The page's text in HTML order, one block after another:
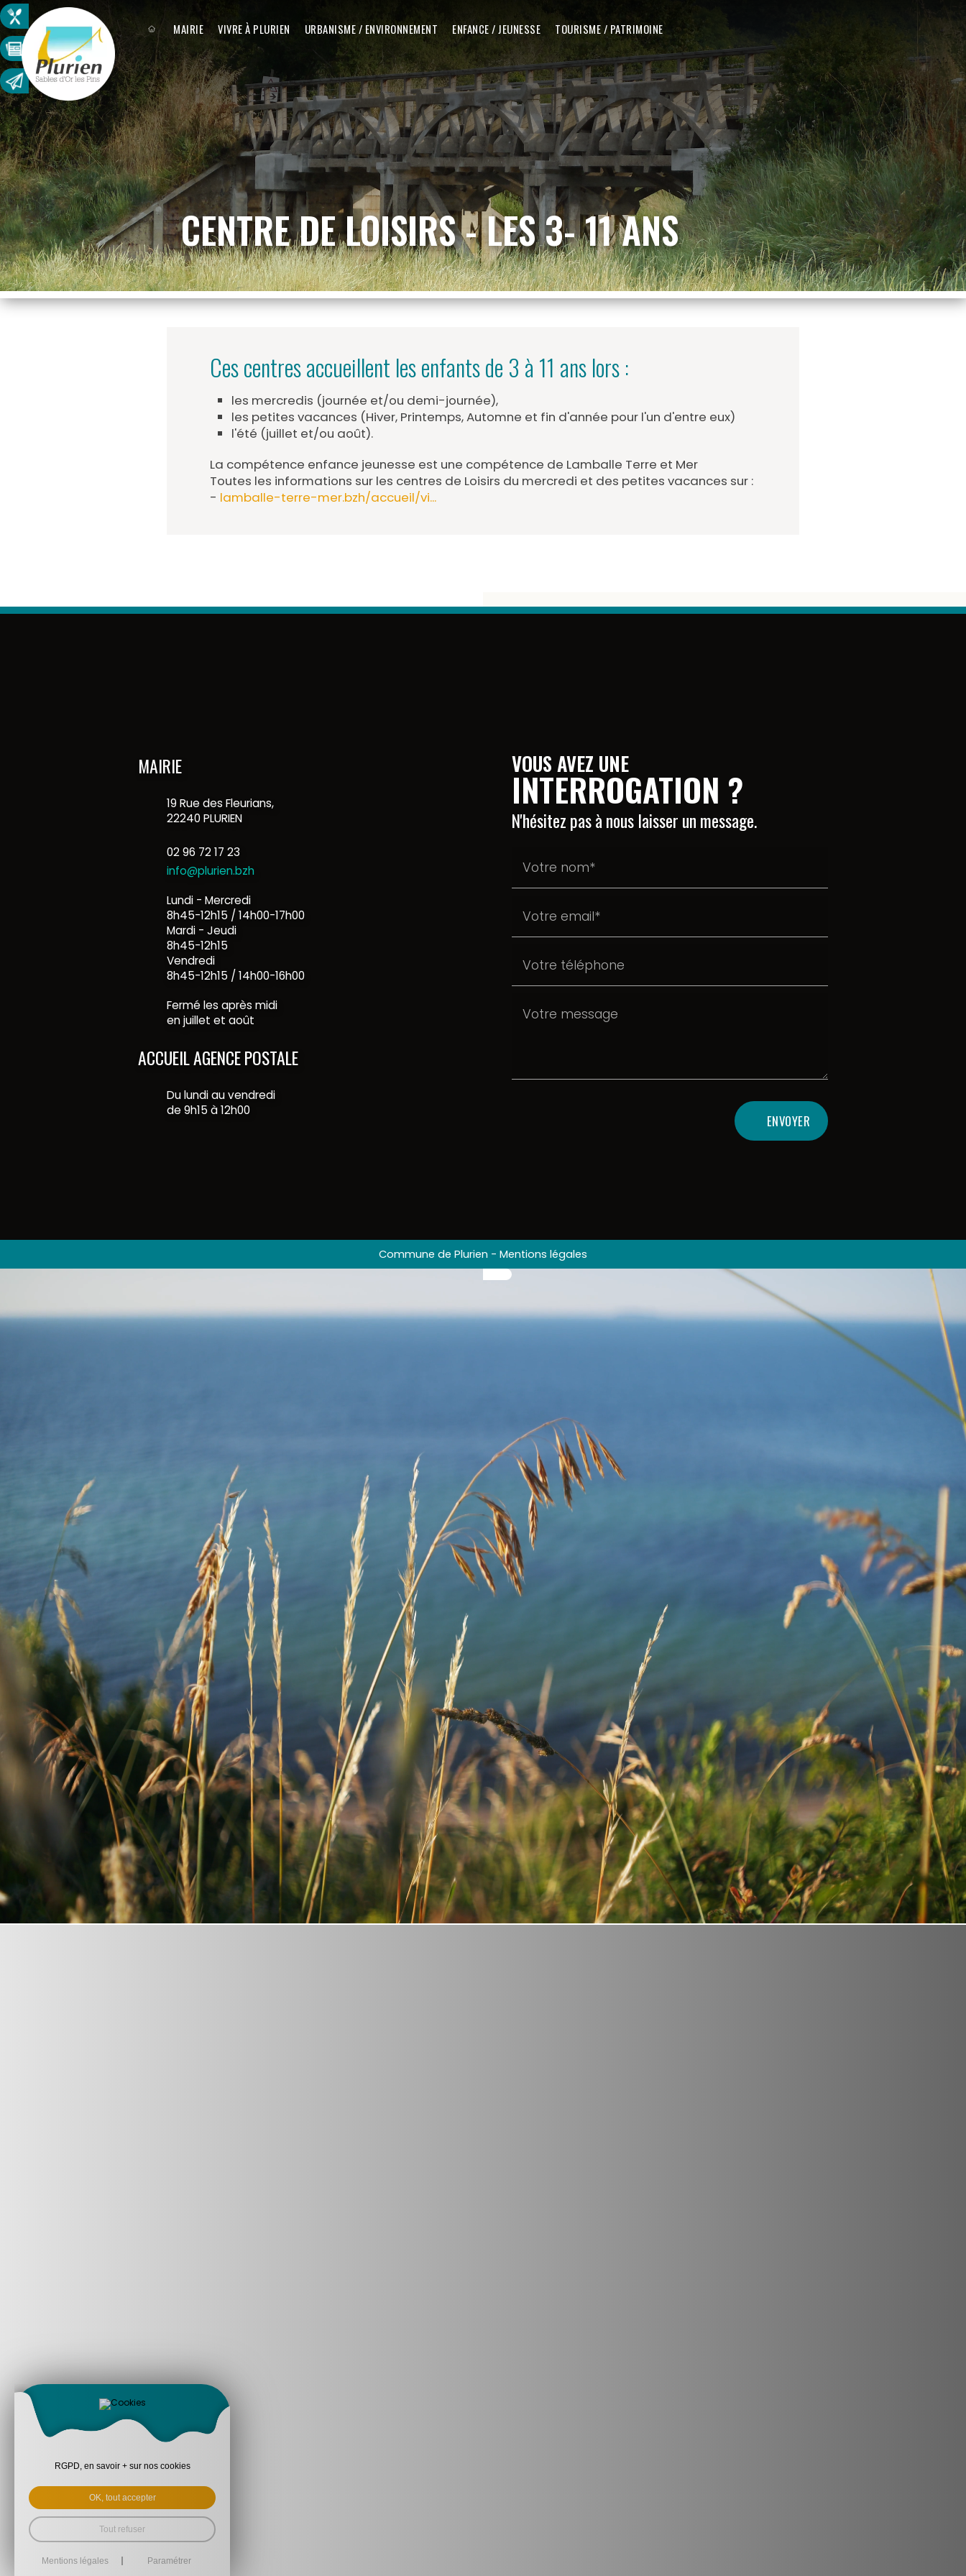
MAIRIE VIVRE À PLURIEN URBANISME / ENVIRONNEMENT ENFANCE / JEUNESSE TOURISME / PATRIMOINE
CENTRE DE LOISIRS - LES 3- 11 ANS
Ces centres accueillent les enfants de 3 à 11 ans lors :
les mercredis (journée et/ou demi-journée),
les petites vacances (Hiver, Printemps, Automne et fin d'année pour l'un d'entre eux)
l'été (juillet et/ou août).
La compétence enfance jeunesse est une compétence de Lamballe Terre et Mer
Toutes les informations sur les centres de Loisirs du mercredi et des petites vacances sur :
- lamballe-terre-mer.bzh/accueil/vi...
MAIRIE
19 Rue des Fleurians,
22240 PLURIEN
02 96 72 17 23
info@plurien.bzh
Lundi - Mercredi
8h45-12h15 / 14h00-17h00
Mardi - Jeudi
8h45-12h15
Vendredi
8h45-12h15 / 14h00-16h00
Fermé les après midi
en juillet et août
ACCUEIL AGENCE POSTALE
Du lundi au vendredi
de 9h15 à 12h00
VOUS AVEZ UNE
INTERROGATION ?
N'hésitez pas à nous laisser un message.
ENVOYER
Commune de Plurien - Mentions légales
RGPD, en savoir + sur nos cookies
OK, tout accepter
Tout refuser
Mentions légales Paramétrer